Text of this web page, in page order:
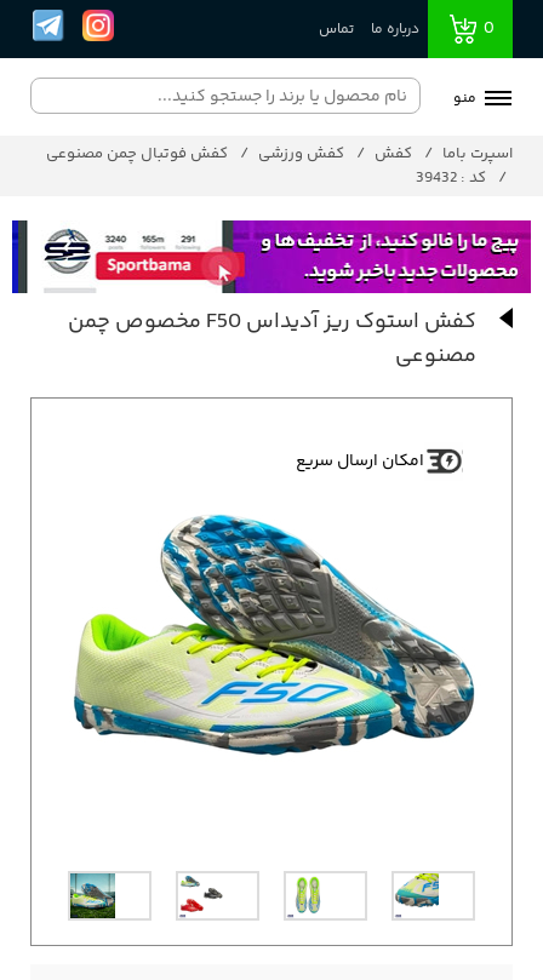
0 درباره ما تماس
منو
اسپرت باما کفش کفش ورزشی
کفش فوتبال چمن مصنوعی
کد : 39432
کفش استوک ریز آدیداس F50 مخصوص چمن
مصنوعی
امکان ارسال سریع